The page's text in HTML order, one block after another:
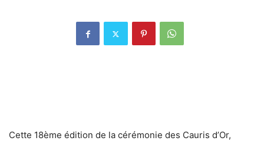
Cette 18ème édition de la cérémonie des Cauris d’Or,